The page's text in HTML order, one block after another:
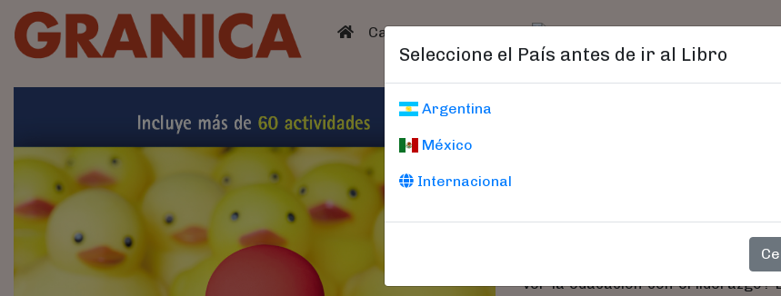
(current)
Catálogo Catálogo
Seleccione el País antes de ir al Libro
Argentina
México
Internacional
Guía Para Desarrollar
Cómo desarrollar el talento y
educativos del futuro? ¿Qué
ver la educación con el liderazgo?